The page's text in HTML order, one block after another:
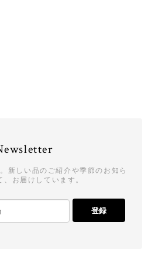
新しい品のご紹介や季節のお知ら
、お届けしています。
登録